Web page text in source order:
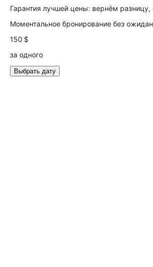
Гарантия лучшей цены: вернём
Моментальное бронирование без
150 $
за одного
Выбрать дату